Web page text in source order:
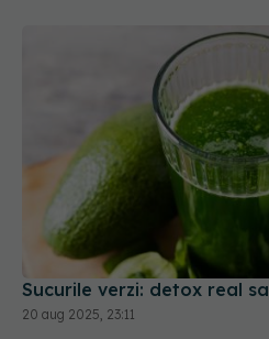
Sucurile verzi: detox real
20 aug 2025, 23:11